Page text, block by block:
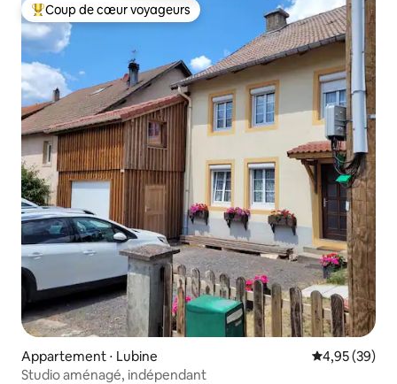
Coups de cœur voyageurs les plus appréciés
Coup de cœur voyageurs
Appartement ⋅ Lubine Évaluation
4,95 (39)
Studio aménagé, indépendant